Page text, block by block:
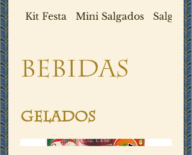
Kit Festa Mini Salgados
Bebidas
Gelados